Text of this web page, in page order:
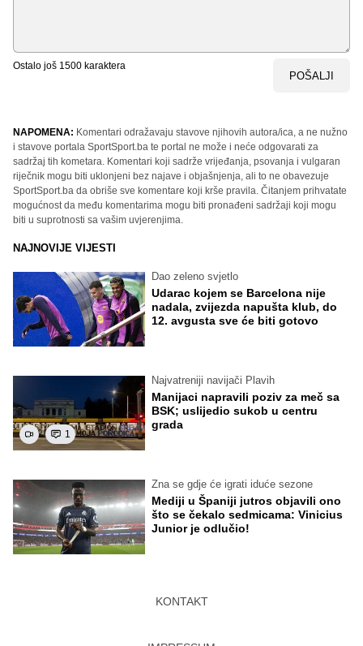
Ostalo još 1500 karaktera
POŠALJI
NAPOMENA: Komentari odražavaju stavove njihovih autora/ica, a ne nužno
i stavove portala SportSport.ba te portal ne može i neće odgovarati za
sadržaj tih kometara. Komentari koji sadrže vrijeđanja, psovanja i vulgaran
riječnik mogu biti uklonjeni bez najave i objašnjenja, ali to ne obavezuje
SportSport.ba da obriše sve komentare koji krše pravila. Čitanjem prihvatate
mogućnost da među komentarima mogu biti pronađeni sadržaji koji mogu
biti u suprotnosti sa vašim uvjerenjima.
NAJNOVIJE VIJESTI
Dao zeleno svjetlo
Udarac kojem se Barcelona nije
nadala, zvijezda napušta klub, do
12. avgusta sve će biti gotovo
1
Najvatreniji navijači Plavih
Manijaci napravili poziv za meč sa
BSK; uslijedio sukob u centru
grada
Zna se gdje će igrati iduće sezone
Mediji u Španiji jutros objavili ono
što se čekalo sedmicama: Vinicius
Junior je odlučio!
KONTAKT